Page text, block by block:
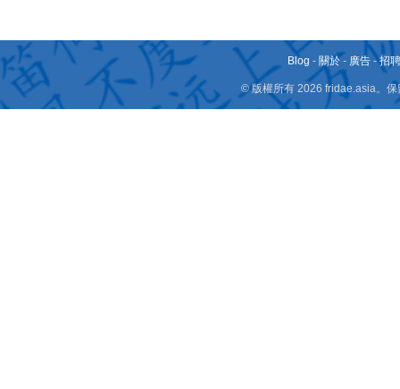
Blog - 關於 - 廣告 -招
© 版權所有 2026 fridae.asia。